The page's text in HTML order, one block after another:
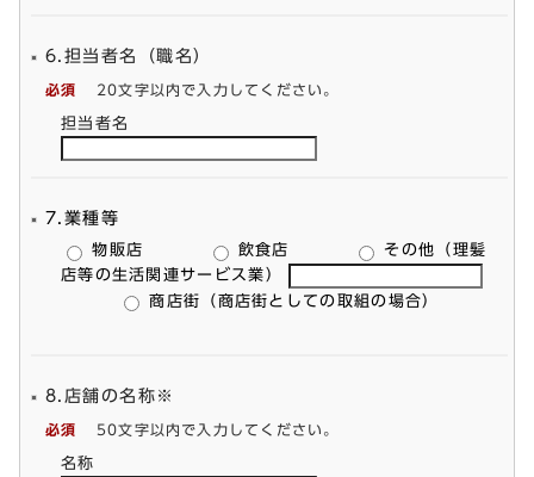
6.担当者名（職名）
必須 20文字以内で入力してください。
担当者名
7.業種等
物販店 飲食店
その他（理髪
店等の生活関連サービス業）
商店街（商店街としての取組の場合）
8.店舗の名称※
必須 50文字以内で入力してください。
名称